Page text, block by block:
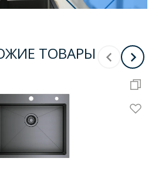
ТОВАРЫ